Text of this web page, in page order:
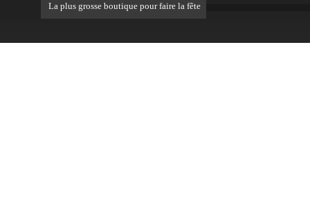
La plus grosse boutique pour faire la fête